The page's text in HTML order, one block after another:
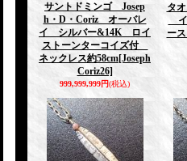
サントドミンゴ Josep
h・D・Coriz オーバレ
イ シルバー&14K ロイ
ストーンターコイズ付
ネックレス約58cm[Joseph
Coriz26]
999,999,999円(税込)
タ
イ
ー